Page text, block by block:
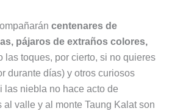
centenares de
pájaros de extraños colores,
las toques, por cierto, si no quieres
durante días) y otros curiosos
las niebla no hace acto de
al valle y al monte Taung Kalat son